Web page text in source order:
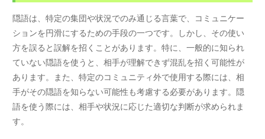
隠語は、特定の集団や状況でのみ通じる言葉で、コミュニケー
ションを円滑にするための手段の一つです。しかし、その使い
方を誤ると誤解を招くことがあります。特に、一般的に知られ
ていない隠語を使うと、相手が理解できず混乱を招く可能性が
あります。また、特定のコミュニティ外で使用する際には、相
手がその隠語を知らない可能性も考慮する必要があります。隠
語を使う際には、相手や状況に応じた適切な判断が求められま
す。